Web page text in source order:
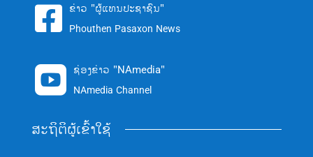
 ຂ່າວ "ຜູ້ແທນປະຊາຊົນ"
Phouthen Pasaxon News
 ຊ່ອງຂ່າວ "NAmedia"
NAmedia Channel
ສະຖິຕິຜູ້ເຂົ້າໃຊ້